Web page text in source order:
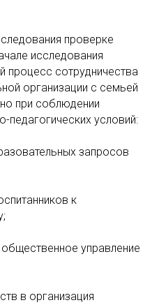
проверке
исследования
процесс сотрудничества
организации с семьей
при соблюдении
педагогических условий:
запросов
к
управление
в организация